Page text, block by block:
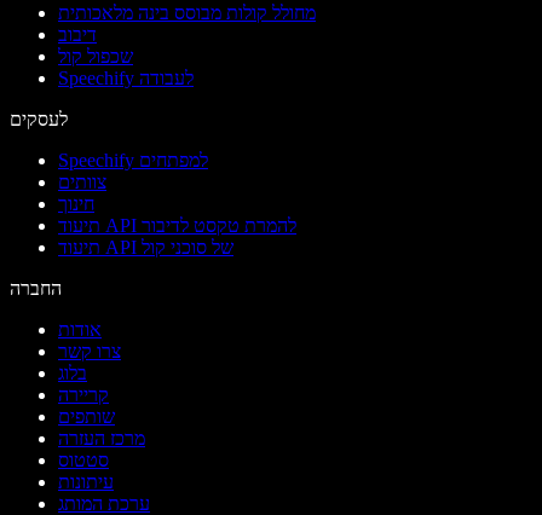
מחולל קולות מבוסס בינה מלאכותית
דיבוב
שכפול קול
Speechify לעבודה
לעסקים
Speechify למפתחים
צוותים
חינוך
תיעוד API להמרת טקסט לדיבור
תיעוד API של סוכני קול
החברה
אודות
צרו קשר
בלוג
קריירה
שותפים
מרכז העזרה
סטטוס
עיתונות
ערכת המותג